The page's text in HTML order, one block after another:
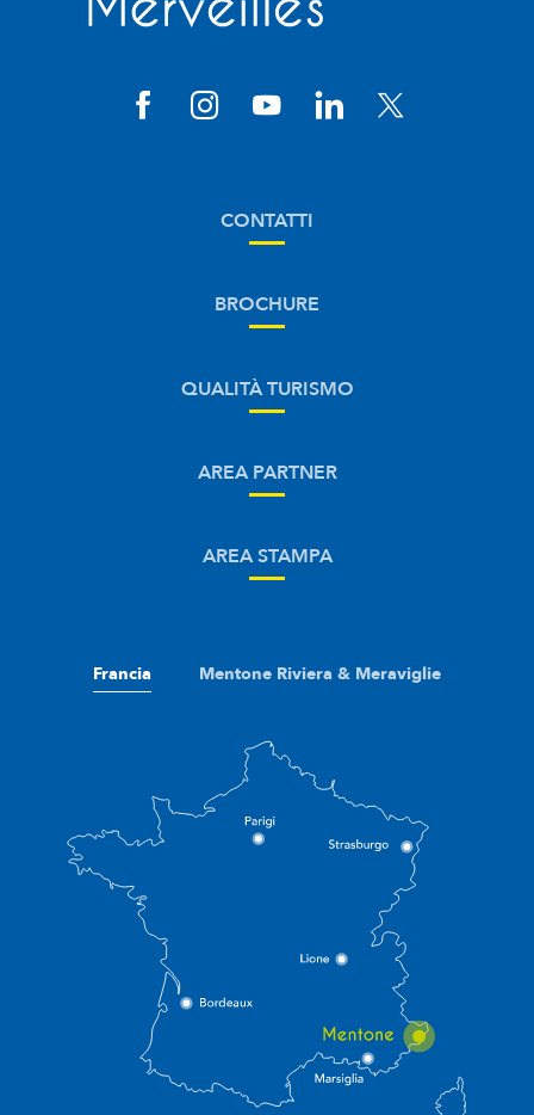
CONTATTI
BROCHURE
QUALITÀ TURISMO
AREA PARTNER
AREA STAMPA
Francia Mentone Riviera & Meraviglie